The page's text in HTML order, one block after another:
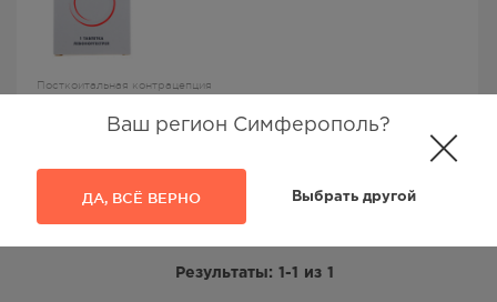
Ваш регион Симферополь?
ДА, ВСЁ ВЕРНО Выбрать другой
Посткоитальная контрацепция
Эскапел таб 1,5мг №1
920.00 Р
Результаты: 1-1 из 1